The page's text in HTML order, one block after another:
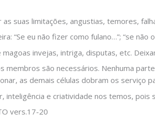
suas limitações, angustias, temores,
“Se eu não fizer como fulano…”; “se não
invejas, intriga, disputas, etc.
membros são necessários. Nenhuma
as demais células dobram os serviço
inteligência e criatividade nos temos,
vers.17-20